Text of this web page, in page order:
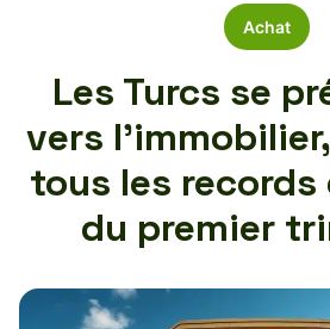
Achat
Les Turcs se
vers
tous les records
du premier